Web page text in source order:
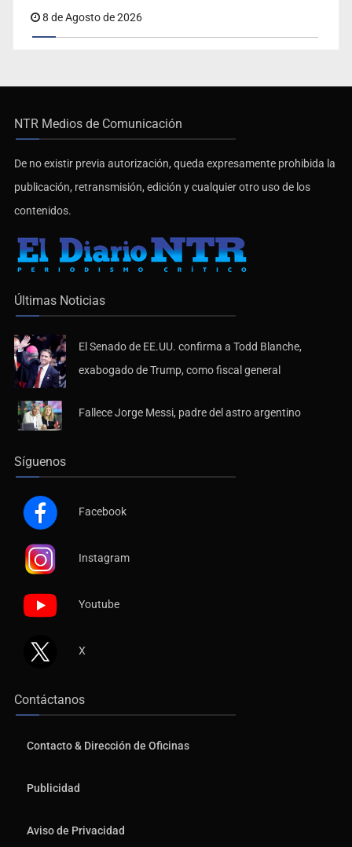
8 de Agosto de 2026
NTR Medios de Comunicación
De no existir previa autorización, queda expresamente prohibida la
publicación, retransmisión, edición y cualquier otro uso de los
contenidos.
Últimas Noticias
El Senado de EE.UU. confirma a Todd Blanche,
exabogado de Trump, como fiscal general
Fallece Jorge Messi, padre del astro argentino
Síguenos
Facebook
Instagram
Youtube
X
Contáctanos
Contacto & Dirección de Oficinas
Publicidad
Aviso de Privacidad